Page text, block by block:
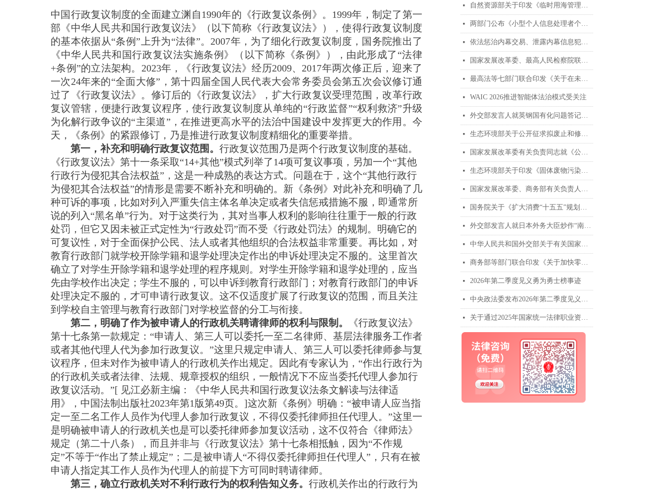
中国行政复议制度的全面建立渊自1990年的《行政复议条例》。1999年，制定了第一
部《中华人民共和国行政复议法》（以下简称《行政复议法》），使得行政复议制度
的基本依据从“条例”上升为“法律”。2007年，为了细化行政复议制度，国务院推出了
《中华人民共和国行政复议法实施条例》（以下简称《条例》），由此形成了“法律
+条例”的立法架构。2023年，《行政复议法》经历2009、2017年两次修正后，迎来了
一次24年来的“全面大修”，第十四届全国人民代表大会常务委员会第五次会议修订通
过了《行政复议法》。修订后的《行政复议法》，扩大行政复议受理范围，改革行政
复议管辖，便捷行政复议程序，使行政复议制度从单纯的“行政监督”“权利救济”升级
为化解行政争议的“主渠道”，在推进更高水平的法治中国建设中发挥更大的作用。今
天，《条例》的紧跟修订，乃是推进行政复议制度精细化的重要举措。
第一，补充和明确行政复议范围。 行政复议范围乃是两个行政复议制度的基础。
《行政复议法》第十一条采取“14+其他”模式列举了14项可复议事项，另加一个“其他
行政行为侵犯其合法权益”，这是一种成熟的表达方式。问题在于，这个“其他行政行
为侵犯其合法权益”的情形是需要不断补充和明确的。新《条例》对此补充和明确了几
种可诉的事项，比如对列入严重失信主体名单决定或者失信惩戒措施不服，即通常所
说的列入“黑名单”行为。对于这类行为，其对当事人权利的影响往往重于一般的行政
处罚，但它又因未被正式定性为“行政处罚”而不受《行政处罚法》的规制。明确它的
可复议性，对于全面保护公民、法人或者其他组织的合法权益非常重要。再比如，对
教育行政部门就学校开除学籍和退学处理决定作出的申诉处理决定不服的。这里首次
确立了对学生开除学籍和退学处理的程序规则。对学生开除学籍和退学处理的，应当
先由学校作出决定；学生不服的，可以申诉到教育行政部门；对教育行政部门的申诉
处理决定不服的，才可申请行政复议。这不仅适度扩展了行政复议的范围，而且关注
到学校自主管理与教育行政部门对学校监督的分工与衔接。
第二，明确了作为被申请人的行政机关聘请律师的权利与限制。
《行政复议法》
第十七条第一款规定：“申请人、第三人可以委托一至二名律师、基层法律服务工作者
或者其他代理人代为参加行政复议。”这里只规定申请人、第三人可以委托律师参与复
议程序，但未对作为被申请人的行政机关作出规定。因此有专家认为，“作出行政行为
的行政机关或者法律、法规、规章授权的组织，一般情况下不应当委托代理人参加行
政复议活动。”[ 见江必新主编：《中华人民共和国行政复议法条文解读与法律适
用》，中国法制出版社2023年第1版第49页。]这次新《条例》明确：“被申请人应当指
定一至二名工作人员作为代理人参加行政复议，不得仅委托律师担任代理人。”这里一
是明确被申请人的行政机关也是可以委托律师参加复议活动，这不仅符合《律师法》
规定（第二十八条），而且并非与《行政复议法》第十七条相抵触，因为“不作规
定”不等于“作出了禁止规定”；二是被申请人“不得仅委托律师担任代理人”，只有在被
申请人指定其工作人员作为代理人的前提下方可同时聘请律师。
第三，确立行政机关对不利行政行为的权利告知义务。 行政机关作出的行政行为
넷 自然资源部关于印发《临时用海管理办法》的通知
넷 两部门公布《小型个人信息处理者个人信息保护简化措施规定》
넷 依法惩治内幕交易、泄露内幕信息犯罪 加强资本市场法治建设 维护投资者合法权益 ——“两高”发布《关于修改〈最高人民法院、最高人民检察院关于办理内幕交易、泄露内幕信息刑事案件具体应用法律若干问题的解释〉的决定》
넷 国家发展改革委、最高人民检察院联合发布贯彻实施民营经济促进法典型案例（第二批）
넷 最高法等七部门联合印发《关于在未成年人司法保护工作中充分发挥银发力量的意见》
넷 WAIC 2026推进智能体法治模式受关注
넷 外交部发言人就英钢国有化问题答记者问
넷 生态环境部关于公开征求拟废止和修改部分规章意见的函
넷 国家发展改革委有关负责同志就《公共资源交易中心招标投标现场管理暂行办法》答记者问
넷 生态环境部关于印发《固体废物污染防治“十五五”规划》的通知
넷 国家发展改革委、商务部有关负责人就《扩大消费“十五五”规划》答记者问
넷 国务院关于《扩大消费“十五五”规划》的批复
넷 外交部发言人就日本外务大臣炒作“南海仲裁案裁决”出台十年 发表谈话
넷 中华人民共和国外交部关于有关国家炒作“南海仲裁案裁决”出台十年的声明
넷 商务部等部门联合印发《关于加快零售业创新发展的意见》
넷 2026年第二季度见义勇为勇士榜事迹
넷 中央政法委发布2026年第二季度见义勇为勇士榜
넷 关于通过2025年国家统一法律职业资格考试的2026年应届毕业生申请授予法律职业资格相关事宜的公告